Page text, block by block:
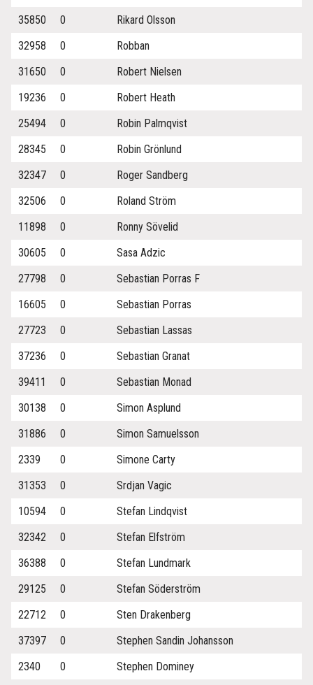
35850
0
Rikard Olsson
32958
0
Robban
31650
0
Robert Nielsen
19236
0
Robert Heath
25494
0
Robin Palmqvist
28345
0
Robin Grönlund
32347
0
Roger Sandberg
32506
0
Roland Ström
11898
0
Ronny Sövelid
30605
0
Sasa Adzic
27798
0
Sebastian Porras F
16605
0
Sebastian Porras
27723
0
Sebastian Lassas
37236
0
Sebastian Granat
39411
0
Sebastian Monad
30138
0
Simon Asplund
31886
0
Simon Samuelsson
2339
0
Simone Carty
31353
0
Srdjan Vagic
10594
0
Stefan Lindqvist
32342
0
Stefan Elfström
36388
0
Stefan Lundmark
29125
0
Stefan Söderström
22712
0
Sten Drakenberg
37397
0
Stephen Sandin Johansson
2340
0
Stephen Dominey